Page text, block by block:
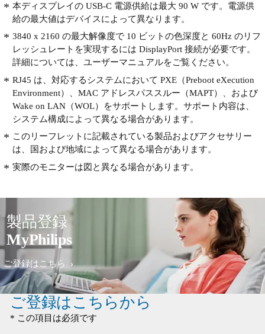
本ディスプレイの USB-C 電源供給は最大 90 W です。電源供
給の最大値はデバイスによって異なります。
3840 x 2160 の最大解像度で 10 ビットの色深度と 60Hz のリフ
レッシュレートを実現するには DisplayPort 接続が必要です。
詳細については、ユーザーマニュアルをご覧ください。
RJ45 は、対応するシステムにおいて PXE（Preboot eXecution
Environment）、MAC アドレスパススルー（MAPT）、および
Wake on LAN（WOL）をサポートします。サポート内容は、
システム構成によって異なる場合があります。
このリーフレットに記載されている製品およびアクセサリー
は、国および地域によって異なる場合があります。
実際のモニターは図と異なる場合があります。
製品登録
MyPhilips
ご登録はこちら
ご登録はこちらから
* この項目は必須です